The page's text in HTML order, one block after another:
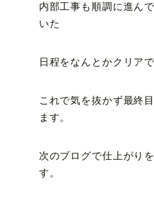
内部工事も順調に進ん
いた
日程をなんとかクリア
これで気を抜かず最終
ます。
次のブログで仕上がり
す。